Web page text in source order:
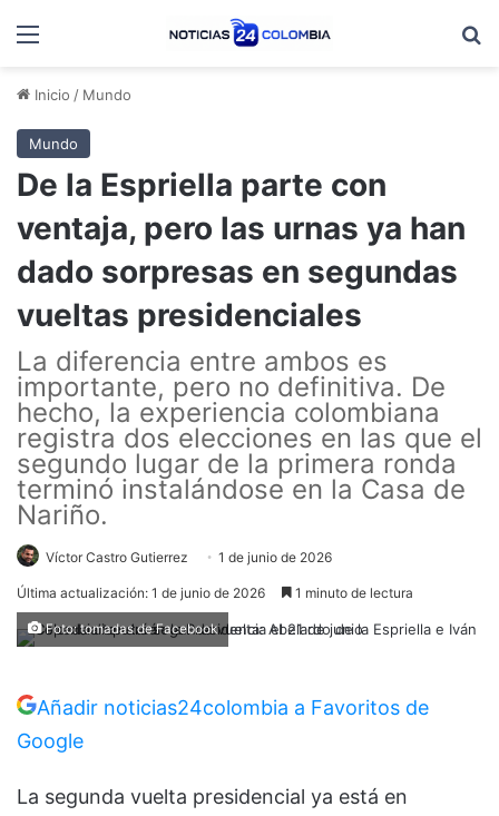
Menú
Inicio / Mundo
Mundo
De la Espriella parte con
ventaja, pero las urnas ya han
dado sorpresas en segundas
vueltas presidenciales
La diferencia entre ambos es
importante, pero no definitiva. De
hecho, la experiencia colombiana
registra dos elecciones en las que el
segundo lugar de la primera ronda
terminó instalándose en la Casa de
Nariño.
Víctor Castro Gutierrez 1 de junio de 2026
Última actualización: 1 de junio de 2026 1 minuto de lectura
Foto: tomadas de Facebook
Añadir noticias24colombia a Favoritos de
Google
La segunda vuelta presidencial ya está en